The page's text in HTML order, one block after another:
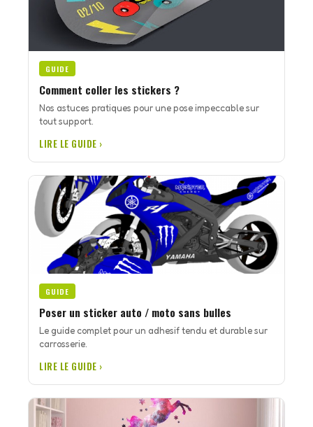
GUIDE
Comment coller les stickers ?
Nos astuces pratiques pour une pose impeccable sur
tout support.
LIRE LE GUIDE ›
GUIDE
Poser un sticker auto / moto sans bulles
Le guide complet pour un adhesif tendu et durable sur
carrosserie.
LIRE LE GUIDE ›